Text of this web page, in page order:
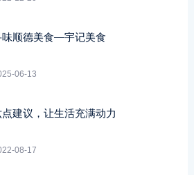
味顺德美食—宇记美食
06-13
点建议，让生活充满动力
08-17